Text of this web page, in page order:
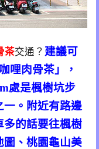
茶交通？ 建議可
哩肉骨茶」，
處是楓樹坑步
一。附近有路邊
多的話要往楓樹
圖、桃園龜山美